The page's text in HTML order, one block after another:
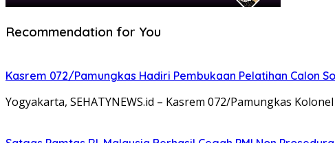
Recommendation for You
Kasrem 072/Pamungkas Hadiri Pembukaan Pelatihan Calon
Yogyakarta, SEHATYNEWS.id – Kasrem 072/Pamungkas